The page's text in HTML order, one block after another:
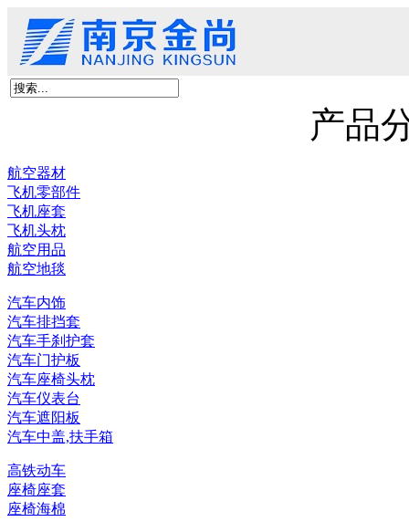
产品
航空器材
飞机零部件
飞机座套
飞机头枕
航空用品
航空地毯
汽车内饰
汽车排挡套
汽车手刹护套
汽车门护板
汽车座椅头枕
汽车仪表台
汽车遮阳板
汽车中盖,扶手箱
高铁动车
座椅座套
座椅海棉